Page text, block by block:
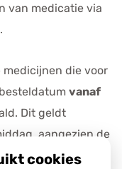
van medicatie via
medicijnen die voor
vanaf
Dit geldt
aangezien de
kunt u
cookies